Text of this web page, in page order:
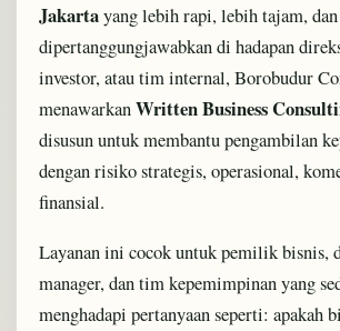
Jakartayang lebih rapi, lebih tajam,
dipertanggungjawabkan di hadapan
investor, atau tim internal, Borobudur
menawarkanWritten Business
disusun untuk membantu pengambilan
dengan risiko strategis, operasional,
finansial.
Layanan ini cocok untuk pemilik bisnis,
manager, dan tim kepemimpinan yang
menghadapi pertanyaan seperti: apakah